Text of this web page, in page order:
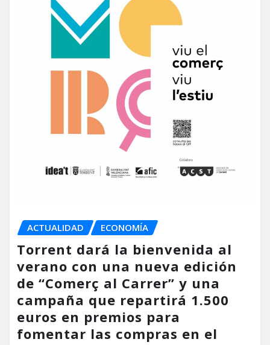
ACTUALIDAD ECONOMÍA
Torrent dará la bienvenida al
verano con una nueva edición
de “Comerç al Carrer” y una
campaña que repartirá 1.500
euros en premios para
fomentar las compras en el